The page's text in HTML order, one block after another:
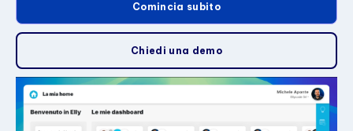
Comincia subito
Chiedi una demo